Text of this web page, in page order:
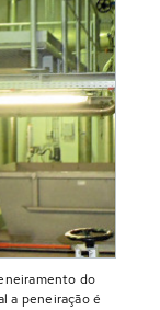
do
a peneiração é